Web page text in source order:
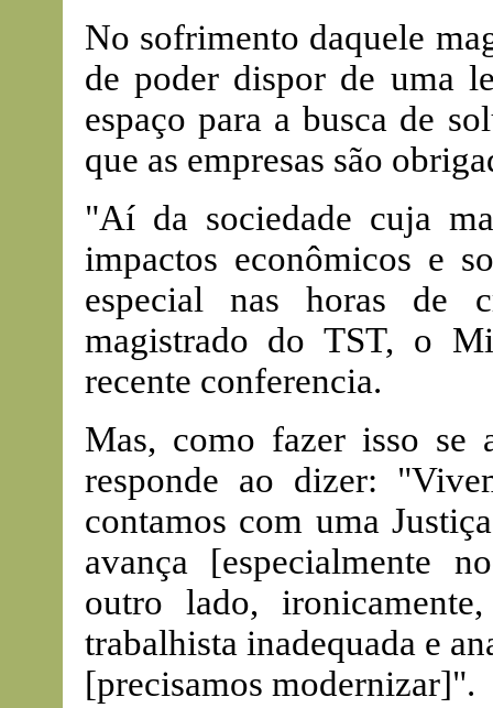
No sofrimento daquele
de poder dispor de uma
espaço para a busca de
que as empresas são
"Aí da sociedade cuja
impactos econômicos e
especial nas horas de
magistrado do TST, o
recente conferencia.
Mas, como fazer isso se
responde ao dizer:
contamos com uma
avança [especialmente
outro lado,
trabalhista inadequada e
[precisamos modernizar]".